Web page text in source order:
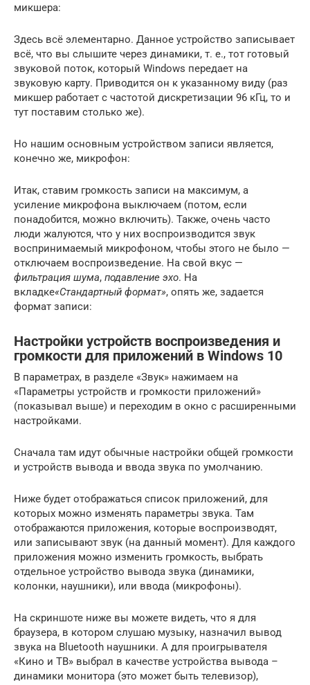
микшера:
Здесь всё элементарно. Данное устройство записывает
всё, что вы слышите через динамики, т. е., тот готовый
звуковой поток, который Windows передает на
звуковую карту. Приводится он к указанному виду (раз
микшер работает с частотой дискретизации 96 кГц, то и
тут поставим столько же).
Но нашим основным устройством записи является,
конечно же, микрофон:
Итак, ставим громкость записи на максимум, а
усиление микрофона выключаем (потом, если
понадобится, можно включить). Также, очень часто
люди жалуются, что у них воспроизводится звук
воспринимаемый микрофоном, чтобы этого не было —
отключаем воспроизведение. На свой вкус —
фильтрация шума, подавление эхо. На
вкладке«Стандартный формат», опять же, задается
формат записи:
Настройки устройств воспроизведения и
громкости для приложений в Windows 10
В параметрах, в разделе «Звук» нажимаем на
«Параметры устройств и громкости приложений»
(показывал выше) и переходим в окно с расширенными
настройками.
Сначала там идут обычные настройки общей громкости
и устройств вывода и ввода звука по умолчанию.
Ниже будет отображаться список приложений, для
которых можно изменять параметры звука. Там
отображаются приложения, которые воспроизводят,
или записывают звук (на данный момент). Для каждого
приложения можно изменить громкость, выбрать
отдельное устройство вывода звука (динамики,
колонки, наушники), или ввода (микрофоны).
На скриншоте ниже вы можете видеть, что я для
браузера, в котором слушаю музыку, назначил вывод
звука на Bluetooth наушники. А для проигрывателя
«Кино и ТВ» выбрал в качестве устройства вывода –
динамики монитора (это может быть телевизор),